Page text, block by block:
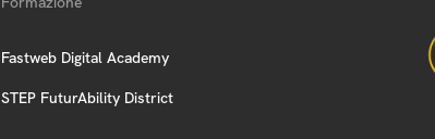
Fastweb Digital Academy
STEP FuturAbility District